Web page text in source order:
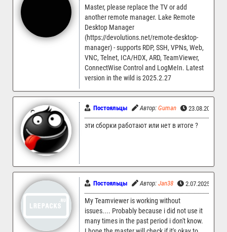
Master, please replace the TV or add
another remote manager. Lake Remote
Desktop Manager
(https://devolutions.net/remote-desktop-
manager) - supports RDP, SSH, VPNs, Web,
VNC, Telnet, ICA/HDX, ARD, TeamViewer,
ConnectWise Control and LogMeIn. Latest
version in the wild is 2025.2.27
Постояльцы Автор: Guman 23.08.2025
эти сборки работают или нет в итоге ?
Постояльцы Автор: Jan38 2.07.2025
My Teamviewer is working without
issues.... Probably because i did not use it
many times in the past period i don't know.